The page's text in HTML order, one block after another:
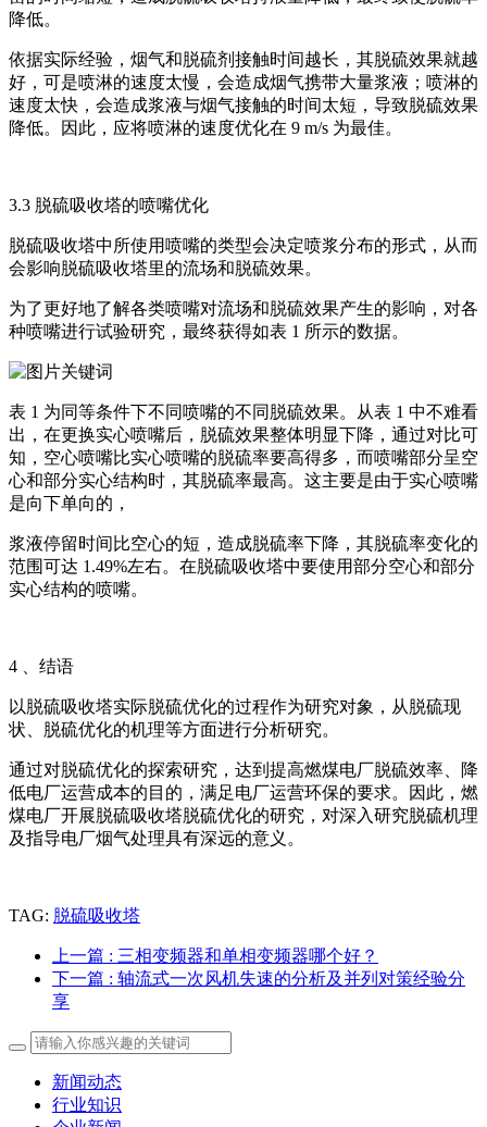
降低。
依据实际经验，烟气和脱硫剂接触时间越长，其脱硫效果就越
好，可是喷淋的速度太慢，会造成烟气携带大量浆液；喷淋的
速度太快，会造成浆液与烟气接触的时间太短，导致脱硫效果
降低。因此，应将喷淋的速度优化在 9 m/s 为最佳。
3.3 脱硫吸收塔的喷嘴优化
脱硫吸收塔中所使用喷嘴的类型会决定喷浆分布的形式，从而
会影响脱硫吸收塔里的流场和脱硫效果。
为了更好地了解各类喷嘴对流场和脱硫效果产生的影响，对各
种喷嘴进行试验研究，最终获得如表 1 所示的数据。
表 1 为同等条件下不同喷嘴的不同脱硫效果。从表 1 中不难看
出，在更换实心喷嘴后，脱硫效果整体明显下降，通过对比可
知，空心喷嘴比实心喷嘴的脱硫率要高得多，而喷嘴部分呈空
心和部分实心结构时，其脱硫率最高。这主要是由于实心喷嘴
是向下单向的，
浆液停留时间比空心的短，造成脱硫率下降，其脱硫率变化的
范围可达 1.49%左右。在脱硫吸收塔中要使用部分空心和部分
实心结构的喷嘴。
4 、结语
以脱硫吸收塔实际脱硫优化的过程作为研究对象，从脱硫现
状、脱硫优化的机理等方面进行分析研究。
通过对脱硫优化的探索研究，达到提高燃煤电厂脱硫效率、降
低电厂运营成本的目的，满足电厂运营环保的要求。因此，燃
煤电厂开展脱硫吸收塔脱硫优化的研究，对深入研究脱硫机理
及指导电厂烟气处理具有深远的意义。
TAG: 脱硫吸收塔
上一篇 : 三相变频器和单相变频器哪个好？
下一篇 : 轴流式一次风机失速的分析及并列对策经验分
享
新闻动态
行业知识